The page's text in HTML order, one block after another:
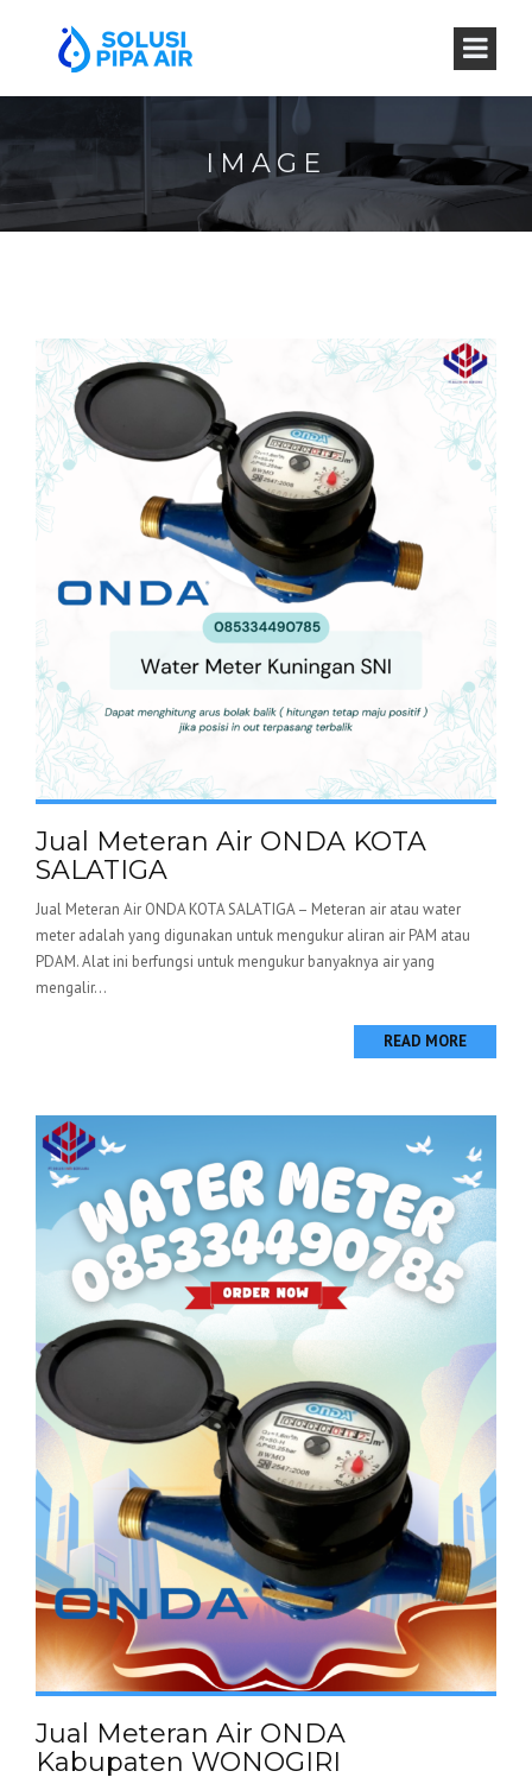
IMAGE
Jual Meteran Air ONDA KOTA
SALATIGA
Jual Meteran Air ONDA KOTA SALATIGA – Meteran air atau water
meter adalah yang digunakan untuk mengukur aliran air PAM atau
PDAM. Alat ini berfungsi untuk mengukur banyaknya air yang
mengalir...
READ MORE
Jual Meteran Air ONDA
Kabupaten WONOGIRI